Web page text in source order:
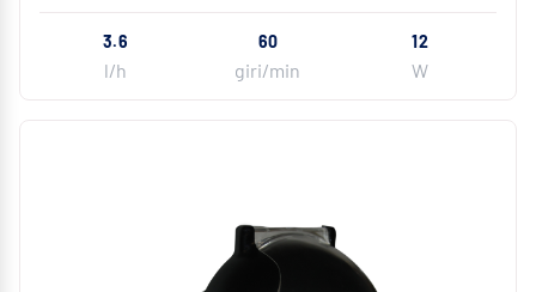
3.6
l/h
60
giri/min
12
W